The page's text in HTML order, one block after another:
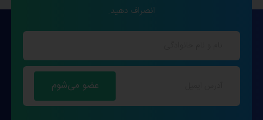
انصراف دهید.